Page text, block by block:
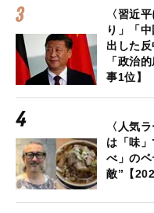
〈習近
り」「
出した
「政治
事1位】
〈人気
は「味
べ」の
敵”【